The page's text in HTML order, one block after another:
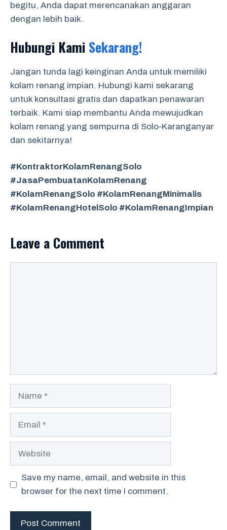
begitu, Anda dapat merencanakan anggaran
dengan lebih baik.
Hubungi Kami Sekarang!
Jangan tunda lagi keinginan Anda untuk memiliki
kolam renang impian. Hubungi kami sekarang
untuk konsultasi gratis dan dapatkan penawaran
terbaik. Kami siap membantu Anda mewujudkan
kolam renang yang sempurna di Solo-Karanganyar
dan sekitarnya!
#KontraktorKolamRenangSolo
#JasaPembuatanKolamRenang
#KolamRenangSolo #KolamRenangMinimalis
#KolamRenangHotelSolo #KolamRenangImpian
Leave a Comment
Website
Save my name, email, and website in this
browser for the next time I comment.